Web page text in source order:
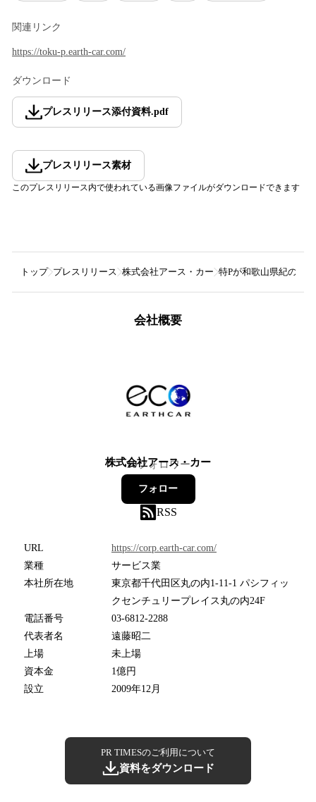
関連リンク
https://toku-p.earth-car.com/
ダウンロード
プレスリリース添付資料.pdf
プレスリリース素材
このプレスリリース内で使われている画像ファイルがダウンロードできます
トップ プレスリリース 株式会社アース・カー 特Pが和歌山県紀の川
会社概要
株式会社アース・カー
10フォロワー
フォロー
RSS
URL
https://corp.earth-car.com/
業種
サービス業
本社所在地
東京都千代田区丸の内1-11-1 パシフィッ
クセンチュリープレイス丸の内24F
電話番号
03-6812-2288
代表者名
遠藤昭二
上場
未上場
資本金
1億円
設立
2009年12月
PR TIMESのご利用について
資料をダウンロード